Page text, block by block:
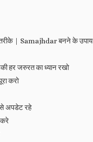
| Samajhdar बनने के उपाय
हर जरुरत का ध्यान रखो
करो
अपडेट रहे
करे